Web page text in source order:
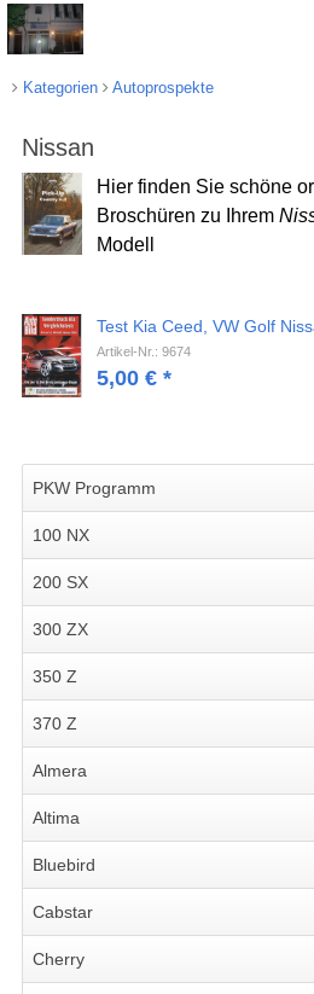
Kategorien Autoprospekte
Nissan
Hier finden Sie schöne
Broschüren zu Ihrem
Modell
Test Kia Ceed, VW Golf
Artikel-Nr.: 9674
5,00 €*
PKW Programm
100 NX
200 SX
300 ZX
350 Z
370 Z
Almera
Altima
Bluebird
Cabstar
Cherry